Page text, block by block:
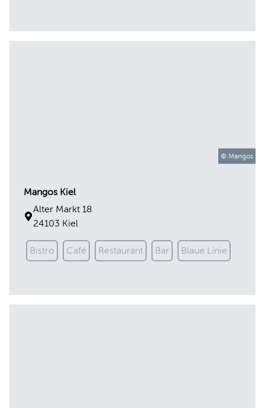
© Mangos
Mangos Kiel
Alter Markt 18
24103 Kiel
Bistro Café Restaurant Bar Blaue Linie